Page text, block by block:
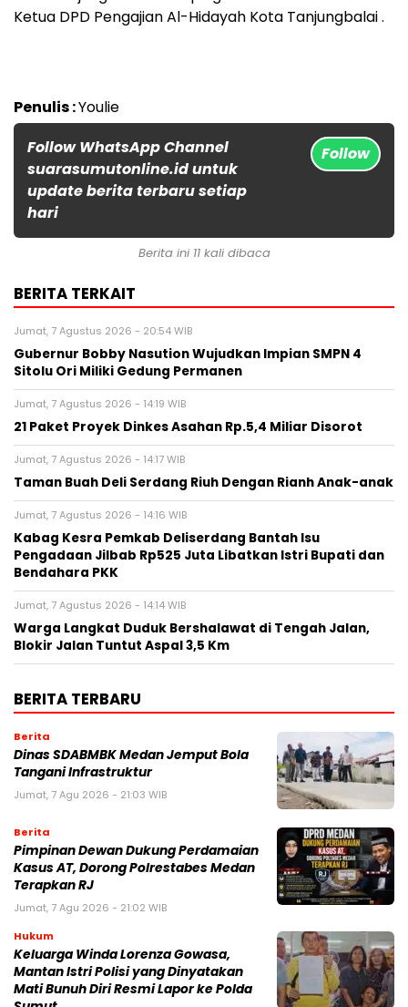
Ketua DPD Pengajian Al-Hidayah Kota Tanjungbalai .
Penulis :Youlie
Follow WhatsApp Channel
suarasumutonline.id untuk
update berita terbaru setiap
hari
Follow
Berita ini 11 kali dibaca
BERITA TERKAIT
Jumat, 7 Agustus 2026 - 20:54 WIB
Gubernur Bobby Nasution Wujudkan Impian SMPN 4
Sitolu Ori Miliki Gedung Permanen
Jumat, 7 Agustus 2026 - 14:19 WIB
21 Paket Proyek Dinkes Asahan Rp.5,4 Miliar Disorot
Jumat, 7 Agustus 2026 - 14:17 WIB
Taman Buah Deli Serdang Riuh Dengan Rianh Anak-anak
Jumat, 7 Agustus 2026 - 14:16 WIB
Kabag Kesra Pemkab Deliserdang Bantah Isu
Pengadaan Jilbab Rp525 Juta Libatkan Istri Bupati dan
Bendahara PKK
Jumat, 7 Agustus 2026 - 14:14 WIB
Warga Langkat Duduk Bershalawat di Tengah Jalan,
Blokir Jalan Tuntut Aspal 3,5 Km
BERITA TERBARU
Berita
Dinas SDABMBK Medan Jemput Bola
Tangani Infrastruktur
Jumat, 7 Agu 2026 - 21:03 WIB
Berita
Pimpinan Dewan Dukung Perdamaian
Kasus AT, Dorong Polrestabes Medan
Terapkan RJ
Jumat, 7 Agu 2026 - 21:02 WIB
Hukum
Keluarga Winda Lorenza Gowasa,
Mantan Istri Polisi yang Dinyatakan
Mati Bunuh Diri Resmi Lapor ke Polda